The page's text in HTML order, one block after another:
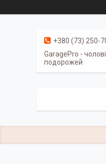
+380 (73) 250-
GaragePro -
подорожей